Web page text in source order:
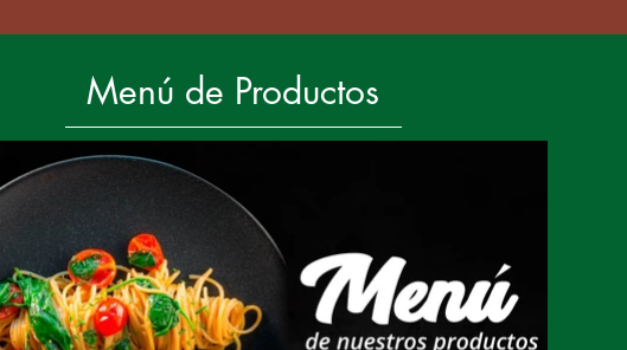
Menú de Productos